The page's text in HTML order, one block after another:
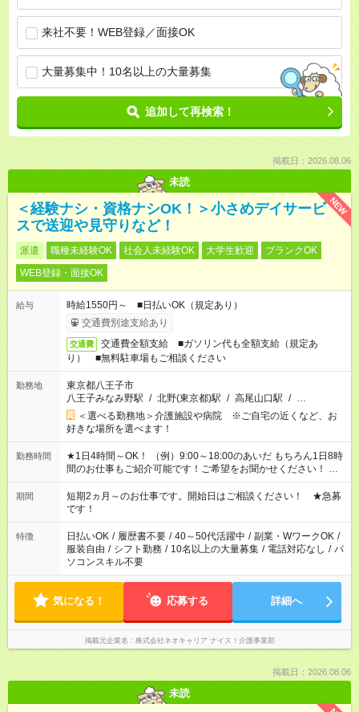
来社不要！WEB登録／面接OK
大量募集中！10名以上の大量募集
追加して再検索！
掲載日：2026.08.06
未読
NEW
＜経験ナシ・資格ナシOK！＞小さめデイサービ
スで送迎や見守りなど！
派遣 職種未経験OK 社会人未経験OK 大学生歓迎
ブランクOK
WEB登録・面接OK
給与
時給1550円～ ■日払いOK（規定あり）
交通費別途支給あり
交通費
交通費全額支給 ■ガソリン代も全額支給（規定あ
り） ■無料駐車場もご相談ください
勤務地
東京都八王子市
八王子みなみ野駅 / 北野(東京都)駅 / 高尾山口駅 / …
＜選べる勤務地＞介護施設や病院 ※ご自宅の近くなど、お
好きな場所を選べます！
勤務時間
★1日4時間～OK！ （例）9:00～18:00のあいだ もちろん1日8時
間のお仕事もご紹介可能です！ご希望をお聞かせください！ ★
家庭の都合でお休みが必要な場合も遠慮なくご相談ください。
※週最低15時間以上の勤務が必要です
期間
短期2ヵ月～のお仕事です。開始日はご相談ください！ ★急募
です！
特徴 日払いOK / 履歴書不要 / 40～50代活躍中 / 副業・WワークOK /
服装自由 / シフト勤務 / 10名以上の大量募集 / 電話対応なし / パ
ソコンスキル不要
気になる！ 応募する 詳細へ
掲載元企業名 株式会社ネオキャリア ナイス！介護事業部
掲載日：2026.08.06
未読